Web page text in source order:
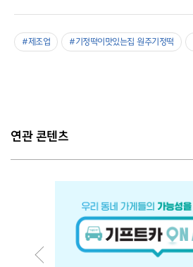
#제조업 #기정떡이맛있는집 원주기정떡
연관 콘텐츠